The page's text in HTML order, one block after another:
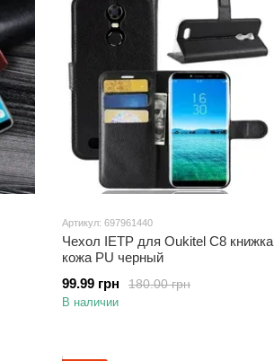
Артикул: 697961440
Чехол IETP для Oukitel C8 книжка
кожа PU черный
180.00 грн
99.99 грн
В наличии